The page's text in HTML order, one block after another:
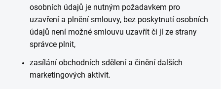
osobních údajů je nutným požadavkem pro
uzavření a plnění smlouvy, bez poskytnutí osobních
údajů není možné smlouvu uzavřít či jí ze strany
správce plnit,
zasílání obchodních sdělení a činění dalších
marketingových aktivit.